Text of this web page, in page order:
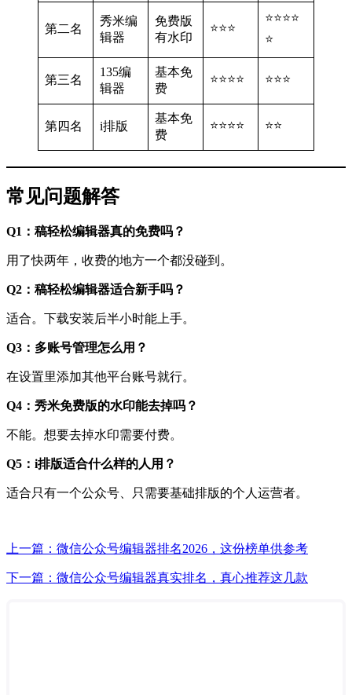
第二名
秀米编
辑器
免费版
有水印
⭐⭐⭐
⭐⭐⭐⭐
⭐
第三名
135编
辑器
基本免
费
⭐⭐⭐⭐ ⭐⭐⭐
第四名 i排版
基本免
费
⭐⭐⭐⭐ ⭐⭐
常见问题解答
Q1：稿轻松编辑器真的免费吗？
用了快两年，收费的地方一个都没碰到。
Q2：稿轻松编辑器适合新手吗？
适合。下载安装后半小时能上手。
Q3：多账号管理怎么用？
在设置里添加其他平台账号就行。
Q4：秀米免费版的水印能去掉吗？
不能。想要去掉水印需要付费。
Q5：i排版适合什么样的人用？
适合只有一个公众号、只需要基础排版的个人运营者。
上一篇：微信公众号编辑器排名2026，这份榜单供参考
下一篇：微信公众号编辑器真实排名，真心推荐这几款